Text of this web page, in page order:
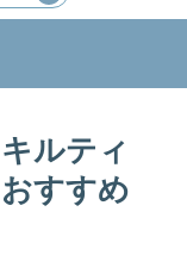
ルティ
すすめ